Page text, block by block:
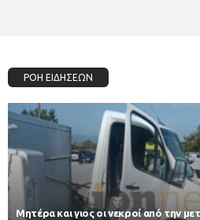
ΡΟΗ ΕΙΔΗΣΕΩΝ
Μητέρα και γιος οι νεκροί από την